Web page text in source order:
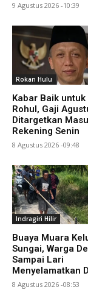
9 Agustus 2026 -10:39
Rokan Hulu
Kabar Baik untuk
Rohul, Gaji
Ditargetkan
Rekening Senin
8 Agustus 2026 -09:48
Indragiri Hilir
Buaya Muara
Sungai, Warga
Sampai Lari
Menyelamatkan
8 Agustus 2026 -08:53